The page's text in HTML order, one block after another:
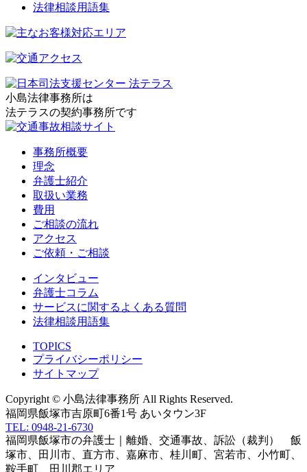
法律相談用語集
小島法律事務所は
法テラスの契約事務所です
事務所概要
理念
弁護士紹介
取扱い業務
費用
ご相談の流れ
アクセス
ご依頼・ご相談
インタビュー
弁護士コラム
サービスに関するよくある質問
法律相談用語集
TOPICS
プライバシーポリシー
サイトマップ
Copyright © 小島法律事務所 All Rights Reserved.
福岡県飯塚市吉原町6番1号 あいタウン3F
TEL: 0948-21-6730
福岡県飯塚市の弁護士｜離婚、交通事故、訴訟（裁判） 飯
塚市、田川市、直方市、嘉麻市、桂川町、宮若市、小竹町、
鞍手町、田川郡エリア